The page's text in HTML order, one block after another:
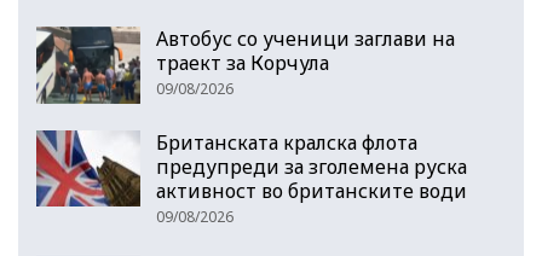
Автобус со ученици заглави на
траект за Корчула
09/08/2026
Британската кралска флота
предупреди за зголемена руска
активност во британските води
09/08/2026